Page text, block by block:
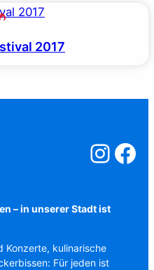
2017
Salzstreuner
– in unserer Stadt ist
Konzerte, kulinarische
Für jeden ist